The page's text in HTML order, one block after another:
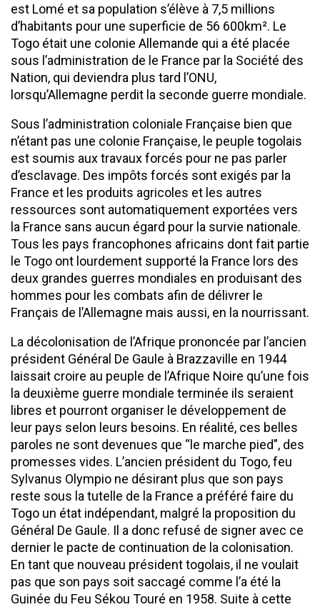
est Lomé et sa population s’élève à 7,5 millions
d’habitants pour une superficie de 56 600km². Le
Togo était une colonie Allemande qui a été placée
sous l’administration de le France par la Société des
Nation, qui deviendra plus tard l’ONU,
lorsqu’Allemagne perdit la seconde guerre mondiale.
Sous l’administration coloniale Française bien que
n’étant pas une colonie Française, le peuple togolais
est soumis aux travaux forcés pour ne pas parler
d’esclavage. Des impôts forcés sont exigés par la
France et les produits agricoles et les autres
ressources sont automatiquement exportées vers
la France sans aucun égard pour la survie nationale.
Tous les pays francophones africains dont fait partie
le Togo ont lourdement supporté la France lors des
deux grandes guerres mondiales en produisant des
hommes pour les combats afin de délivrer le
Français de l’Allemagne mais aussi, en la nourrissant.
La décolonisation de l’Afrique prononcée par l’ancien
président Général De Gaule à Brazzaville en 1944
laissait croire au peuple de l’Afrique Noire qu’une fois
la deuxième guerre mondiale terminée ils seraient
libres et pourront organiser le développement de
leur pays selon leurs besoins. En réalité, ces belles
paroles ne sont devenues que “le marche pied”, des
promesses vides. L’ancien président du Togo, feu
Sylvanus Olympio ne désirant plus que son pays
reste sous la tutelle de la France a préféré faire du
Togo un état indépendant, malgré la proposition du
Général De Gaule. Il a donc refusé de signer avec ce
dernier le pacte de continuation de la colonisation.
En tant que nouveau président togolais, il ne voulait
pas que son pays soit saccagé comme l’a été la
Guinée du Feu Sékou Touré en 1958. Suite à cette